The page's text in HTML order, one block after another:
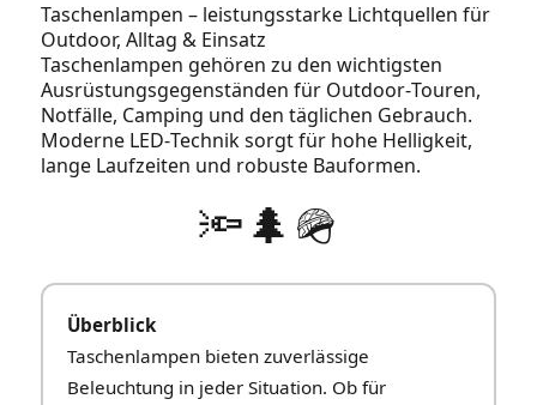
Taschenlampen – leistungsstarke Lichtquellen für
Outdoor, Alltag & Einsatz
Taschenlampen gehören zu den wichtigsten
Ausrüstungsgegenständen für Outdoor‑Touren,
Notfälle, Camping und den täglichen Gebrauch.
Moderne LED‑Technik sorgt für hohe Helligkeit,
lange Laufzeiten und robuste Bauformen.
🔦🌲🪖
Überblick
Taschenlampen bieten zuverlässige
Beleuchtung in jeder Situation. Ob für